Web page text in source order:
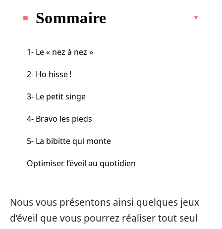
Sommaire
1- Le « nez à nez »
2- Ho hisse !
3- Le petit singe
4- Bravo les pieds
5- La bibitte qui monte
Optimiser l’éveil au quotidien
Nous vous présentons ainsi quelques jeux
d’éveil que vous pourrez réaliser tout seul